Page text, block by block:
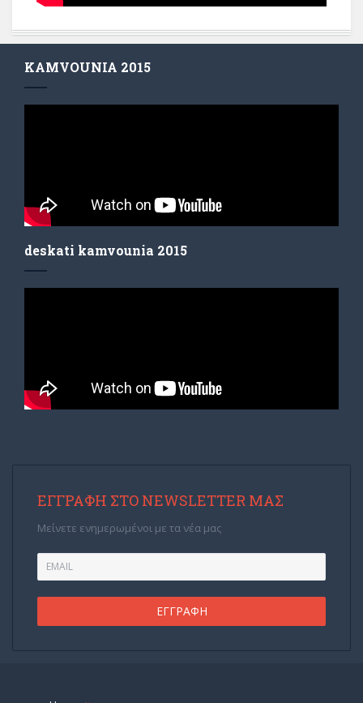
KAMVOUNIA 2015
deskati kamvounia 2015
ΕΓΓΡΑΦΉ ΣΤΟ NEWSLETTER ΜΑΣ
Μείνετε ενημερωμένοι με τα νέα μας